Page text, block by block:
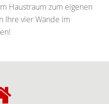
Haustraum zum eigenen
Ihre vier Wände im